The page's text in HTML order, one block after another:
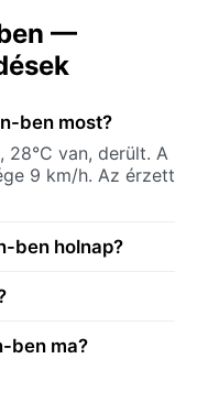
—
ben most?
28°C van, derült. A
9 km/h. Az érzett
ben holnap?
ben ma?